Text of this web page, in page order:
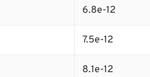
6.8e-12
7.5e-12
8.1e-12